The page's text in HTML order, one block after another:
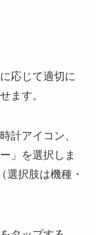
応じて適切に
ます。
計アイコン、
」を選択しま
選択肢は機種・